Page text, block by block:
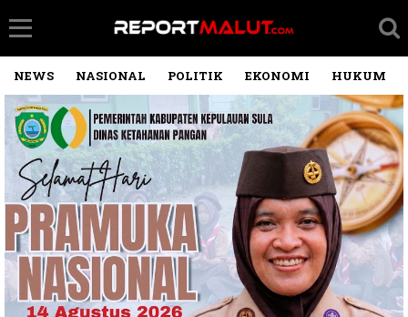
NEWS NASIONAL POLITIK EKONOMI HUKUM